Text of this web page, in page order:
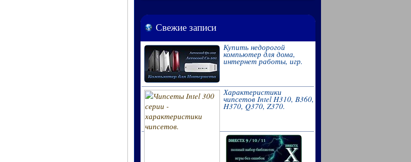
Свежие записи
Купить недорогой
компьютер для дома,
интернет работы, игр.
Характеристики
чипсетов Intel H310, B360,
H370, Q370, Z370.